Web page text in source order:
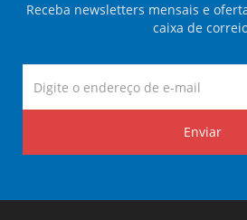
Receba newsletters mensais e
caixa de
Enviar